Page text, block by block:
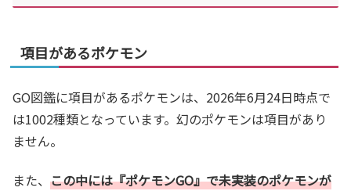
項目があるポケモン
GO図鑑に項目があるポケモンは、2026年6月24日時点で
は1002種類となっています。幻のポケモンは項目があり
ません。
また、 この中には『ポケモンGO』で未実装のポケモンが